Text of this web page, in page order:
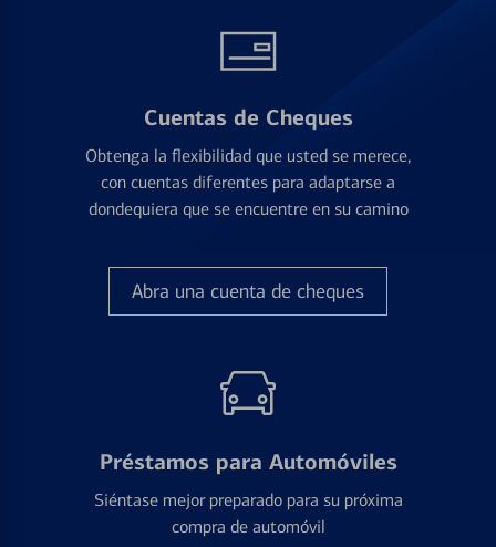
Cuentas de Cheques
Obtenga la flexibilidad que usted se merece,
con cuentas diferentes para adaptarse a
dondequiera que se encuentre en su camino
Abra una cuenta de cheques
Préstamos para Automóviles
Siéntase mejor preparado para su próxima
compra de automóvil